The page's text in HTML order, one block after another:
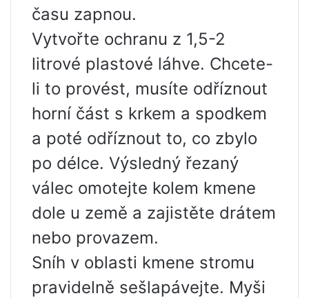
času zapnou.
Vytvořte ochranu z 1,5-2
litrové plastové láhve. Chcete-
li to provést, musíte odříznout
horní část s krkem a spodkem
a poté odříznout to, co zbylo
po délce. Výsledný řezaný
válec omotejte kolem kmene
dole u země a zajistěte drátem
nebo provazem.
Sníh v oblasti kmene stromu
pravidelně sešlapávejte. Myši